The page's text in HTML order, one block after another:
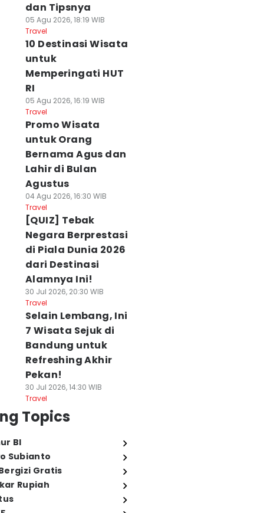
dan Tipsnya
05 Agu 2026, 18:19 WIB
Travel
10 Destinasi Wisata
untuk
Memperingati HUT
RI
05 Agu 2026, 16:19 WIB
Travel
Promo Wisata
untuk Orang
Bernama Agus dan
Lahir di Bulan
Agustus
04 Agu 2026, 16:30 WIB
Travel
[QUIZ] Tebak
Negara Berprestasi
di Piala Dunia 2026
dari Destinasi
Alamnya Ini!
30 Jul 2026, 20:30 WIB
Travel
Selain Lembang, Ini
7 Wisata Sejuk di
Bandung untuk
Refreshing Akhir
Pekan!
30 Jul 2026, 14:30 WIB
Travel
Topics
BI
Subianto
Gratis
Rupiah